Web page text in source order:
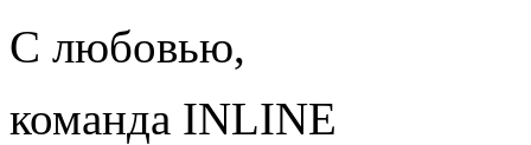
С любовью,
команда INLINE